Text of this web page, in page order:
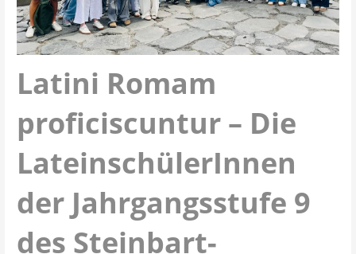
Latini Romam
proficiscuntur – Die
LateinschülerInnen
der Jahrgangsstufe 9
des Steinbart-